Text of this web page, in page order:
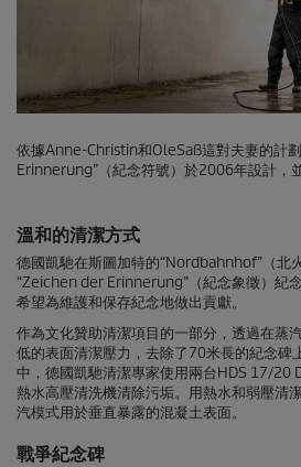
依據Anne-Christin和OleSaß這對夫妻的計
Erinnerung”（紀念符號）於2006年設計，
溫和的清潔方式
德國凱馳在斯圖加特的“Nordbahnhof”（北
“Zeichen der Erinnerung”（紀念象徵）紀
希望為維護和保存紀念地做出貢獻。
作為文化贊助清潔項目的一部分，透過在蒸
低的表面清潔壓力，去除了70米長的紀念碑
中，德國凱馳清潔專家使用兩台HDS 17/20
熱水高壓清洗機清除污垢。用熱水和弱壓清
汽模式用於垂直暴露的混凝土表面。
戰爭紀念碑